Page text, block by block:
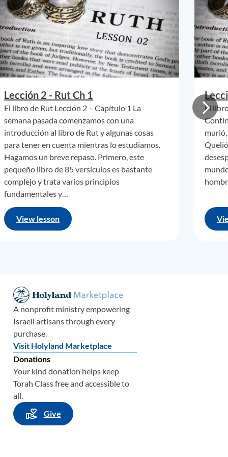
es
su
o
Lección 2 - Rut Ch 1
El libro de Rut Lección 2 – Capítulo 1 La
semana pasada comenzamos con una
introducción al libro de Rut y algunas cosas
para tener en cuenta mientras lo estudiamos.
Hagamos un breve repaso. Primero, este
pequeño libro de 85 versículos es bastante
complejo y trata varios principios
fundamentales y…
View lesson
El
A nonprofit ministry empowering
Israeli artisans through every
purchase.
Visit Holyland Marketplace
Donations
Your kind donation helps keep
Torah Class free and accessible to
all.
Give